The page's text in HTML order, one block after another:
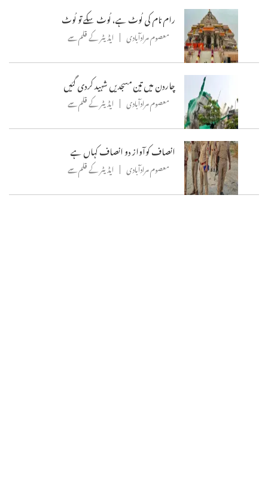
رام نام کی لُوٹ ہے، لُوٹ سکے تو لُوٹ
معصوم مرادآبادی ایڈیٹر کے قلم سے
چاردن میں تین مسجدیں شہید کردی گئیں
معصوم مرادآبادی ایڈیٹر کے قلم سے
انصاف کوآواز دو انصاف کہاں ہے
معصوم مرادآبادی ایڈیٹر کے قلم سے